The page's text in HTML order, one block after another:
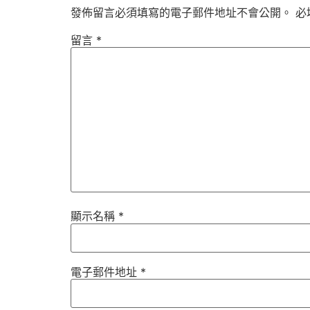
發佈留言必須填寫的電子郵件地址不會公開。 必
留言 *
顯示名稱 *
電子郵件地址 *